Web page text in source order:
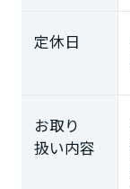
定休日
お取り
扱い内容
徳島県
香川県